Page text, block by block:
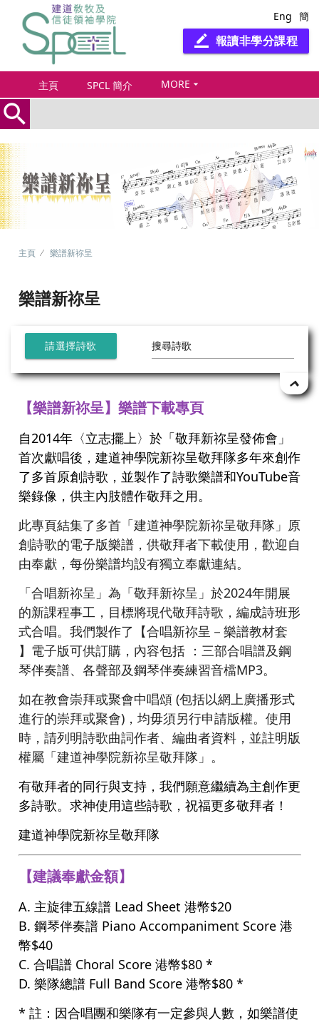
Eng 簡
border_color 報讀非學分課程
主頁 SPCL 簡介 MORE arrow_drop_down
search
主頁 樂譜新祢呈
樂譜新祢呈
請選擇詩歌
【樂譜新祢呈】樂譜下載專頁
自2014年〈立志擺上〉於「敬拜新祢呈發佈會」
首次獻唱後，建道神學院新祢呈敬拜隊多年來創作
了多首原創詩歌，並製作了詩歌樂譜和YouTube音
樂錄像，供主內肢體作敬拜之用。
此專頁結集了多首「建道神學院新祢呈敬拜隊」原
創詩歌的電子版樂譜，供敬拜者下載使用，歡迎自
由奉獻，每份樂譜均設有獨立奉獻連結。
「合唱新祢呈」為「敬拜新祢呈」於2024年開展
的新課程事工，目標將現代敬拜詩歌，編成詩班形
式合唱。我們製作了【合唱新祢呈－樂譜教材套
】電子版可供訂購，內容包括 ：三部合唱譜及鋼
琴伴奏譜、各聲部及鋼琴伴奏練習音檔MP3。
如在教會崇拜或聚會中唱頌 (包括以網上廣播形式
進行的崇拜或聚會)，均毋須另行申請版權。使用
時，請列明詩歌曲詞作者、編曲者資料，並註明版
權屬「建道神學院新祢呈敬拜隊」。
有敬拜者的同行與支持，我們願意繼續為主創作更
多詩歌。求神使用這些詩歌，祝福更多敬拜者！
建道神學院新祢呈敬拜隊
【建議奉獻金額】
A. 主旋律五線譜 Lead Sheet 港幣$20
B. 鋼琴伴奏譜 Piano Accompaniment Score 港
幣$40
C. 合唱譜 Choral Score 港幣$80 *
D. 樂隊總譜 Full Band Score 港幣$80 *
* 註：因合唱團和樂隊有一定參與人數，如樂譜使